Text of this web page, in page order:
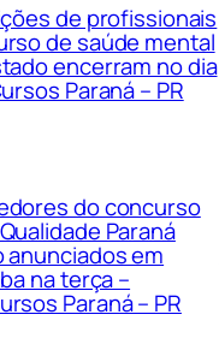
de profissionais
de saúde mental
encerram no dia
Paraná – PR
do concurso
Paraná
anunciados em
na terça –
Paraná – PR